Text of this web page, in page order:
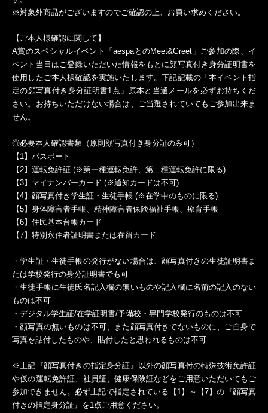
※対象外商品がございますのでご確認の上、お買い求めください。
【ご本人様確認に関して】
A賞のスペシャルイベント「aespaとのMeet&Greet」ご参加の際、イ
ベント当日はご登録いただいた情報をもとに顔写真付き身分証明書を
使用したご本人様確認を実施いたします。下記記載の「本イベント指
定の顔写真付き身分証明書1点」原本と当選メールを必ずお持ちくだ
さい。お持ちいただけない場合は、ご当選されていてもご参加出来ま
せん。
◎必要本人確認書類（原則顔写真付き身分証のみ可）
【1】パスポート
【2】運転免許証 (※第一種運転免許、第二種運転免許に限る)
【3】マイナンバーカード (※通知カードは不可)
【4】顔写真付き学生証・生徒手帳 (※在学中のものに限る)
【5】身体障害者手帳、精神障害者保険福祉手帳、療育手帳
【6】住民基本台帳カード
【7】特別永住者証明書または在留カード
・学生証・生徒手帳の発行がない場合は、顔写真付きの生徒証明書ま
たは学校発行の身分証明書でも可
・生徒手帳に生徒氏名記入欄の無いものや記入欄に名前の記入のない
ものは不可
・デジタル学生証/在学証明書/予備校・専門学校発行のものは不可
・顔写真の無いものは不可、また顔写真付きでないものに、ご自身で
写真を貼付したものや、貼付したと思われるものは不可
※上記『顔写真付きの指定身分証』以外の顔写真付の特殊技術免許証
や仮の運転免許証、社員証、健康保険証などをご用意いただいてもご
参加できません。必ず上記で指定されている【1】～【7】の『顔写真
付きの指定身分証』を1点ご用意ください。